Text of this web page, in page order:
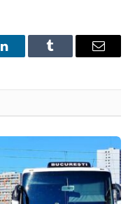
LinkedInTumblr Email